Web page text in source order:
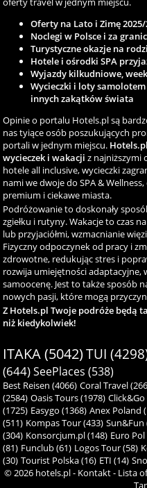
Oferty na Lato i Zimę 2025/
Noclegi w Polsce i za
Turystyczne okazje na
Hotele i ośrodki SPA
Wyjazdy kilkudniowe,
Wycieczki i loty
innych zakątków świata
Opinie o portalu Hotels.pl są
nas tyiące osób poszukujących
portali w jednym miejscu.
wycieczek i wakacji z najniższymi
hotele all inclusive, wycieczki
nami we dwoje do SPA &
premium i ciekawe miasta.
Podróżowanie to doskonały
zgiełku i rutyny. Wakacje to czas
lub przyjaciółmi, wzmacnianie
Fizyczny odpoczynek od pracy i
zdrowotne, redukując stres i
rozwija umiejętności adaptacyjne,
samoocenę. Jest to także sposób
nowych pasji, które mogą
Z Hotels.pl Twoje podróże będą
niż kiedykolwiek!
ITAKA (5042)TUI
(644) SeePlaces (538)
Best Reisen (4066) Coral Travel
(2584) Oasis Tours (1978)
(1725) Easygo (1368) Anex Poland
(511) Kompas Tour (433) Sun&Fun
(304) Konsorcjum.pl (148) Euro
(81) Funclub (61) Logos Tour (58)
(30) Tourist Polska (16) ETI (14)
© 2026 hotels.pl- Kontakt- Lista